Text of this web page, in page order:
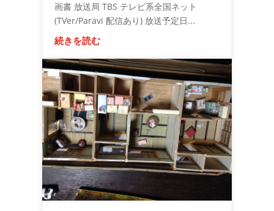
画書 放送局 TBS テレビ系全国ネット
(TVer/Paravi 配信あり) 放送予定日...
続きを読む